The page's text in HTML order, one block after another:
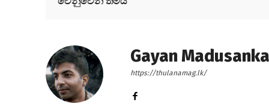
Gayan Madusanka
https://thulanamag.lk/